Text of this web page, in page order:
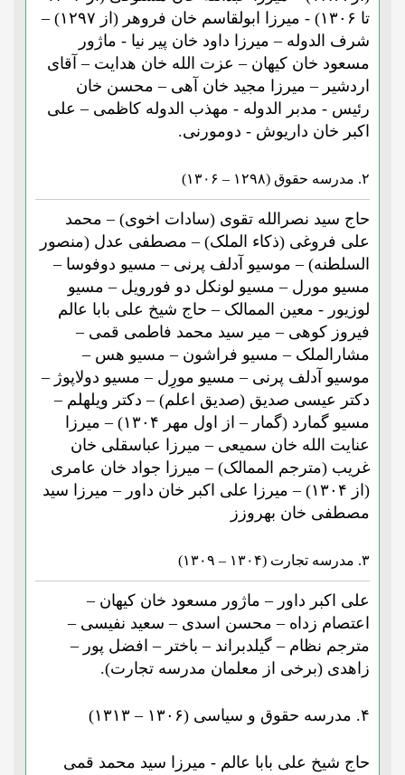
تا ۱۳۰۶) - میرزا ابولقاسم خان فروهر (از ۱۲۹۷) –
شرف الدوله – میرزا داود خان پیر نیا - ماژور
مسعود خان کیهان – عزت الله خان هدایت – آقای
اردشیر – میرزا مجید خان آهی – محسن خان
رئیس - مدبر الدوله - مهذب الدوله کاظمی – علی
اکبر خان داریوش - دومورنی.
۲. مدرسه حقوق (۱۲۹۸ – ۱۳۰۶)
حاج سید نصرالله تقوی (سادات اخوی) – محمد
علی فروغی (ذکاء الملک) – مصطفی عدل (منصور
السلطنه) – موسیو آدلف پرنی – مسیو دوفوسا –
مسیو مورل – مسیو لونکل دو فورویل – مسیو
لوزیور - معین الممالک – حاج شیخ علی بابا عالم
فیروز کوهی – میر سید محمد فاطمی قمی –
مشارالملک – مسیو فراشون – مسیو هس –
موسیو آدلف پرنی – مسیو مورِل – مسیو دولاپوژ –
دکتر عیسی صدیق (صدیق اعلم) – دکتر ویلهلم –
مسیو گمارد (گمار – از اول مهر ۱۳۰۴) – میرزا
عنایت الله خان سمیعی – میرزا عباسقلی خان
غریب (مترجم الممالک) – میرزا جواد خان عامری
(از ۱۳۰۴) – میرزا علی اکبر خان داور – میرزا سید
مصطفی خان بهروزز
۳. مدرسه تجارت (۱۳۰۴ – ۱۳۰۹)
علی اکبر داور – ماژور مسعود خان کیهان –
اعتصام زداه – محسن اسدی – سعید نفیسی –
مترجم نظام – گیلدبراند – باختر – افضل پور –
زاهدی (برخی از معلمان مدرسه تجارت).
۴. مدرسه حقوق و سیاسی (۱۳۰۶ – ۱۳۱۳)
حاج شیخ علی بابا عالم - میرزا سید محمد قمی